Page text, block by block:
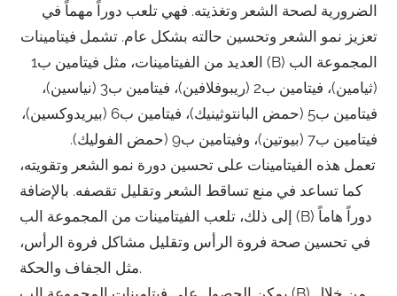
الضرورية لصحة الشعر وتغذيته. فهي تلعب دوراً مهماً في
تعزيز نمو الشعر وتحسين حالته بشكل عام. تشمل فيتامينات
المجموعة الب (B) العديد من الفيتامينات، مثل فيتامين ب1
(ثيامين)، فيتامين ب2 (ريبوفلافين)، فيتامين ب3 (نياسين)،
فيتامين ب5 (حمض البانتوثينيك)، فيتامين ب6 (بيريدوكسين)،
فيتامين ب7 (بيوتين)، وفيتامين ب9 (حمض الفوليك).
تعمل هذه الفيتامينات على تحسين دورة نمو الشعر وتقويته،
كما تساعد في منع تساقط الشعر وتقليل تقصفه. بالإضافة
إلى ذلك، تلعب الفيتامينات من المجموعة الب (B) دوراً هاماً
في تحسين صحة فروة الرأس وتقليل مشاكل فروة الرأس،
مثل الجفاف والحكة.